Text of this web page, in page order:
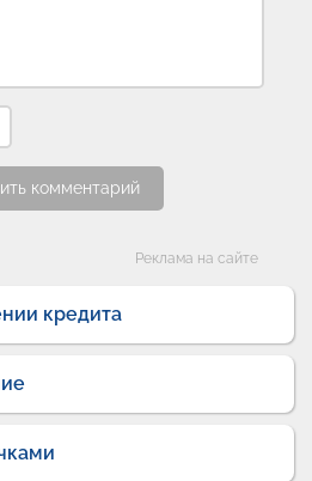
комментарий
Реклама на сайте
кредита